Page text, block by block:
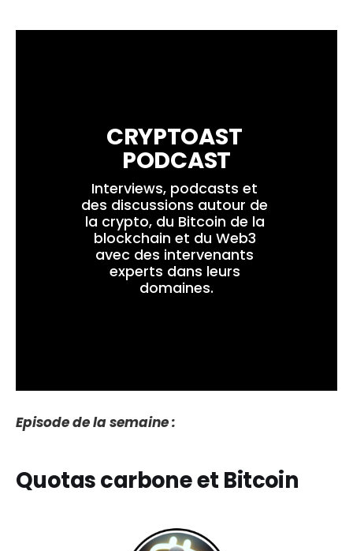
CRYPTOAST
PODCAST
Interviews, podcasts et
des discussions autour de
la crypto, du Bitcoin de la
blockchain et du Web3
avec des intervenants
experts dans leurs
domaines.
Episode de la semaine :
Quotas carbone et Bitcoin